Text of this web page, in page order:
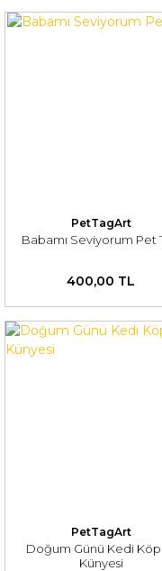
PetTagArt
Babamı Seviyorum Pet
400,00 TL
PetTagArt
Doğum Günü Kedi
Künyesi